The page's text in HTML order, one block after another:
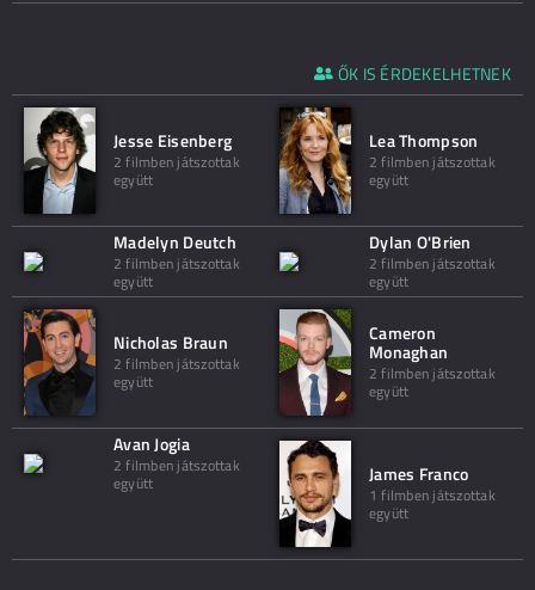
ŐK IS ÉRDEKELHETNEK
Jesse Eisenberg
2 filmben játszottak
együtt
Lea Thompson
2 filmben játszottak
együtt
Madelyn Deutch
2 filmben játszottak
együtt
Dylan O'Brien
2 filmben játszottak
együtt
Nicholas Braun
2 filmben játszottak
együtt
Cameron
Monaghan
2 filmben játszottak
együtt
Avan Jogia
2 filmben játszottak
együtt James Franco
1 filmben játszottak
együtt